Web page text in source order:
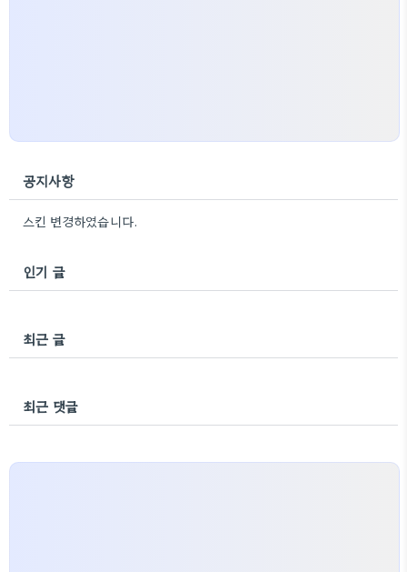
공지사항
스킨 변경하였습니다.
인기 글
최근 글
최근 댓글